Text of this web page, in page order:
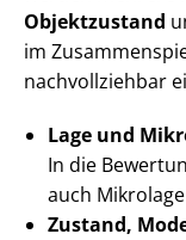
Objektzustand
im
nachvollziehbar
Lage und
In die
auch
Zustand,